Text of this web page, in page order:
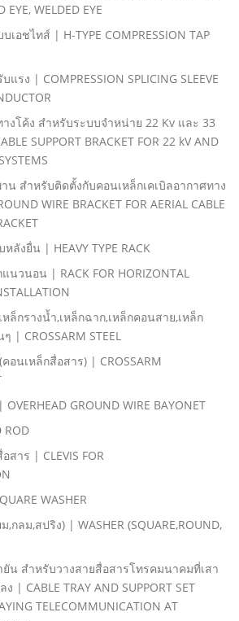
EYE, WELDED EYE
อชไทส์ | H-TYPE COMPRESSION TAP
รง | COMPRESSION SPLICING SLEEVE
างโค้ง สําหรับระบบจําหน่าย 22 Kv และ 33
SUPPORT BRACKET FOR 22 kV AND
น สําหรับติดตั้งกับคอนเหล็กเคเบิลอากาศทาง
WIRE BRACKET FOR AERIAL CABLE
ลังยื่น | HEAVY TYPE RACK
วนอน | RACK FOR HORIZONTAL
หล็กรางนํ้า,เหล็กฉาก,เหล็กคอนสาย,เหล็ก
| CROSSARM STEEL
อนเหล็กสื่อสาร) | CROSSARM
GROUND WIRE BAYONET
ROD
สาร | CLEVIS FOR
WASHER
กลม,สปริง) | WASHER (SQUARE,ROUND,
น สําหรับวางสายสื่อสารโทรคมนาคมที่เสา
CABLE TRAY AND SUPPORT SET
TELECOMMUNICATION AT